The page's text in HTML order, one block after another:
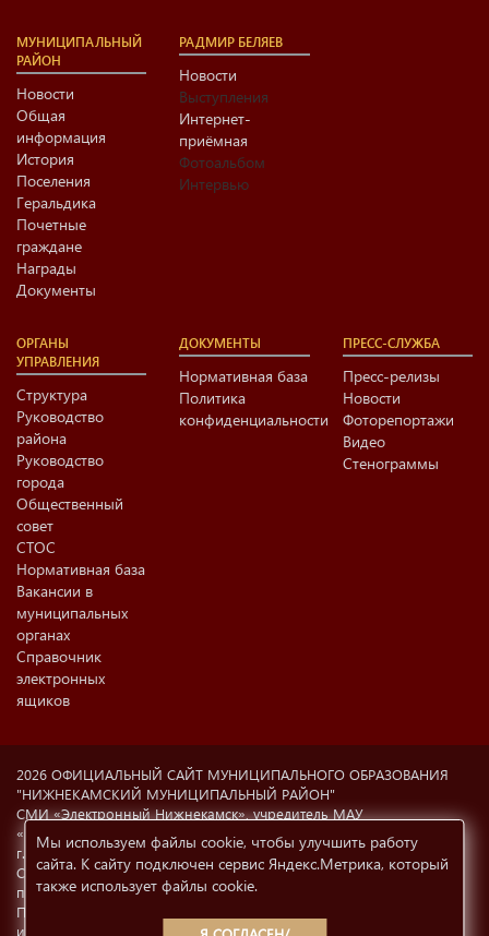
МУНИЦИПАЛЬНЫЙ
РАЙОН
Новости
Общая
информация
История
Поселения
Геральдика
Почетные
граждане
Награды
Документы
РАДМИР БЕЛЯЕВ
Новости
Выступления
Интернет-
приёмная
Фотоальбом
Интервью
ОРГАНЫ
УПРАВЛЕНИЯ
Структура
Руководство
района
Руководство
города
Общественный
совет
СТОС
Нормативная база
Вакансии в
муниципальных
органах
Справочник
электронных
ящиков
ДОКУМЕНТЫ
Нормативная база
Политика
конфиденциальности
ПРЕСС-СЛУЖБА
Пресс-релизы
Новости
Фоторепортажи
Видео
Стенограммы
2026 ОФИЦИАЛЬНЫЙ САЙТ МУНИЦИПАЛЬНОГО ОБРАЗОВАНИЯ
"НИЖНЕКАМСКИЙ МУНИЦИПАЛЬНЫЙ РАЙОН"
СМИ «Электронный Нижнекамск», учредитель МАУ
«Информационный центр г. Нижнекамска» (423570 РФ, РТ,
г.Нижнекамск, ул. Ахтубинская, 6а). Свидетельство о регистрации
СМИ Эл №77-8606 от 12.02.2004, Министерство РФ по делам
печати, телерадиовещания и СМК.
При использовании материалов с сайта
источник информации обязательна.Условия использования
Мы используем файлы cookie, чтобы улучшить работу
сайта. К сайту подключен сервис Яндекс.Метрика, который
также использует файлы cookie.